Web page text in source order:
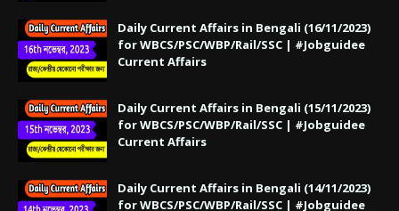
Daily Current Affairs in Bengali (16/11/2023)
for WBCS/PSC/WBP/Rail/SSC | #Jobguidee
Current Affairs
Daily Current Affairs in Bengali (15/11/2023)
for WBCS/PSC/WBP/Rail/SSC | #Jobguidee
Current Affairs
Daily Current Affairs in Bengali (14/11/2023)
for WBCS/PSC/WBP/Rail/SSC | #Jobguidee